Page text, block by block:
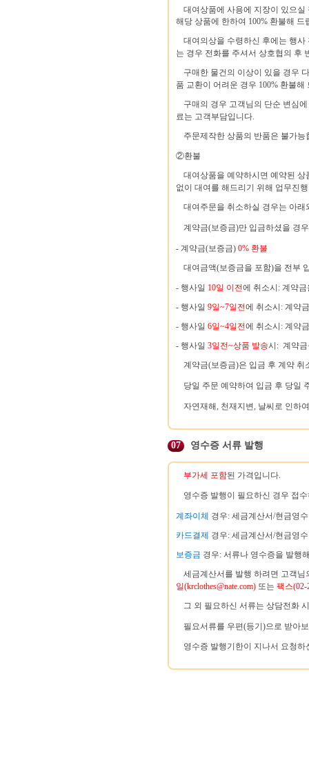
대여상품에 사용에 지장이 있으
해당 상품에 한하여 100% 환불해 드
대여의상을 수령하신 후에는 행
는 경우 전화를 주셔서 상호협의 후
구매한 물건의 이상이 있을 경우
품 교환이 어려운 경우 100% 환불해
구매의 경우 고객님의 단순 변심
료는 고객부담입니다.
주문제작한 상품의 반품은 불가능
②환불
대여상품을 예약하시면 예약된
없이 대여를 해드리기 위해 업무진
대여주문을 취소하실 경우는 아래
계약금(보증금)만 입금하셨을 경우
- 계약금(보증금) 0% 환불
대여금액(보증금을 포함)을 전부
- 행사일 10일 이전에 취소시: 계약
- 행사일 9일~7일전에 취소시: 계약
- 행사일 6일~4일전에 취소시: 계약
- 행사일 3일전~상품 발송시: 계약
계약금(보증금)은 입금 후 계약 취
당일 주문 예약하여 입금 후 당일
자연재해, 천재지변, 날씨로 인하
07 영수증 서류 발행
부가세 포함된 가격입니다.
영수증 발행이 필요하신 경우 접
계좌이체 경우: 세금계산서/현금영
카드결제 경우: 세금계산서/현금영
보증금 경우: 서류나 영수증을 발행
세금계산서를 발행 하려면 고객
일(krclothes@nate.com) 또는 팩스(02-
그 외 필요하신 서류는 상담전화
필요서류를 우편(등기)으로 받아
영수증 발행기한이 지나서 요청